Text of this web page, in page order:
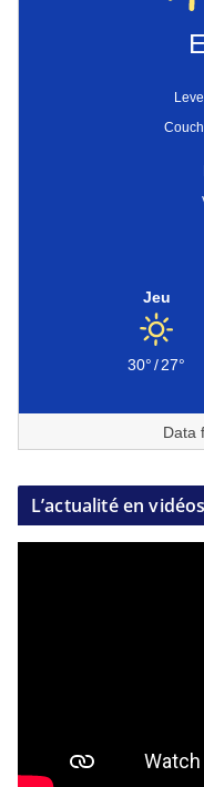
Jeu
30°/27°
Data
L’actualité en vidéos